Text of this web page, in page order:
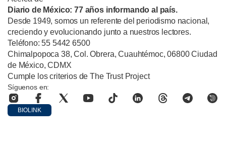
Diario de México: 77 años informando al país.
Desde 1949, somos un referente del periodismo nacional,
creciendo y evolucionando junto a nuestros lectores.
Teléfono: 55 5442 6500
Chimalpopoca 38, Col. Obrera, Cuauhtémoc, 06800 Ciudad
de México, CDMX
Cumple los criterios de The Trust Project
Síguenos en:
BIOLINK